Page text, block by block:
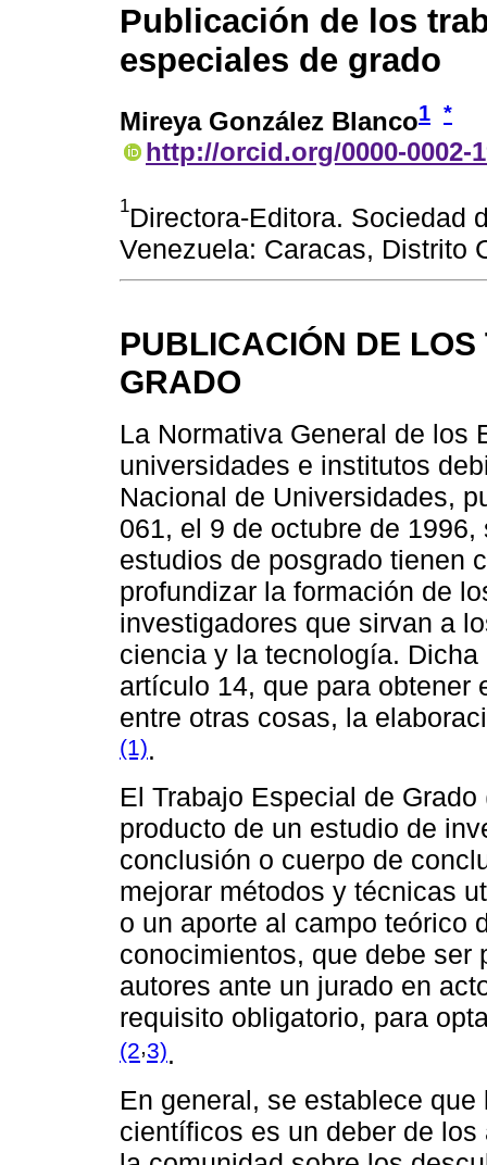
Publicación de los
especiales de grado
Mireya González Blanco1 *
http://orcid.org/0000-0002-
1Directora-Editora. Sociedad
Venezuela: Caracas, Distrito
PUBLICACIÓN DE
GRADO
La Normativa General de los
universidades e institutos
Nacional de Universidades,
061, el 9 de octubre de
estudios de posgrado tienen
profundizar la formación de
investigadores que sirvan a
ciencia y la tecnología.
artículo 14, que para obtener
entre otras cosas, la
(1).
El Trabajo Especial de
producto de un estudio de
conclusión o cuerpo de
mejorar métodos y técnicas
o un aporte al campo teórico
conocimientos, que debe ser
autores ante un jurado en
requisito obligatorio, para
(2,3).
En general, se establece
científicos es un deber de